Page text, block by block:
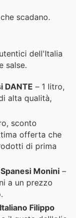
scadano.
dell'Italia
salse.
DANTE – 1 litro,
alta qualità,
sconto
offerta che
di prima
Monini –
a un prezzo
Filippo